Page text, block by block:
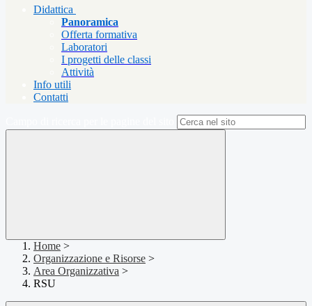
Didattica
Panoramica
Offerta formativa
Laboratori
I progetti delle classi
Attività
Info utili
Contatti
Home >
Organizzazione e Risorse >
Area Organizzativa >
RSU